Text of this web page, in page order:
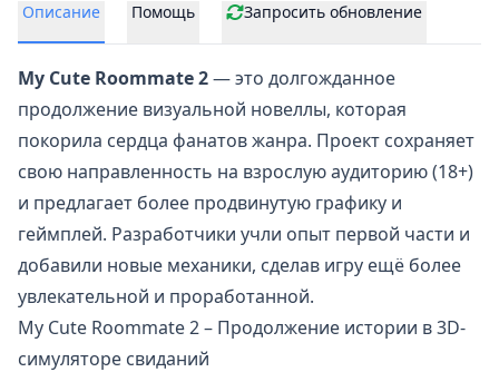
Описание Помощь Запросить обновление
My Cute Roommate 2— это долгожданное
продолжение визуальной новеллы, которая
покорила сердца фанатов жанра. Проект сохраняет
свою направленность на взрослую аудиторию (18+)
и предлагает более продвинутую графику и
геймплей. Разработчики учли опыт первой части и
добавили новые механики, сделав игру ещё более
увлекательной и проработанной.
My Cute Roommate 2 – Продолжение истории в 3D-
симуляторе свиданий